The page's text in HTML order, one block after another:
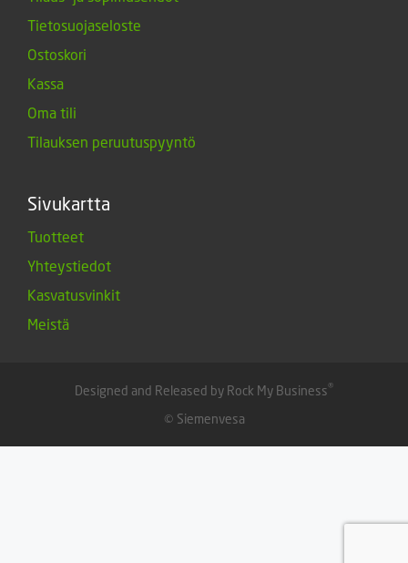
Tietosuojaseloste
Ostoskori
Kassa
Oma tili
Tilauksen peruutuspyyntö
Sivukartta
Tuotteet
Yhteystiedot
Kasvatusvinkit
Meistä
Designed and Released by Rock My Business®
© Siemenvesa